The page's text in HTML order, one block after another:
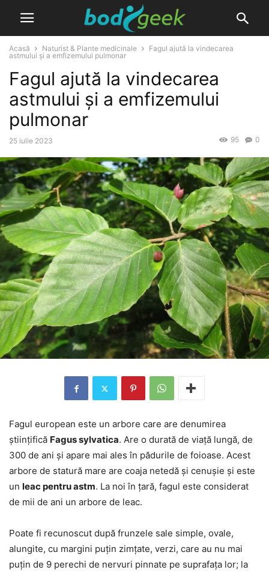
Acasă Naturist & Plante medicinale
Fagul ajută la vindecarea
astmului și a emfizemului pulmonar
Fagul ajută la vindecarea
astmului și a emfizemului
pulmonar
25 iulie 2023 0
95
Fagul european este un arbore care are denumirea
științifică Fagus sylvatica. Are o durată de viață lungă, de
300 de ani și apare mai ales în pădurile de foioase. Acest
arbore de statură mare are coaja netedă și cenușie și este
un leac pentru astm. La noi în țară, fagul este considerat
de mii de ani un arbore de leac.
Poate fi recunoscut după frunzele sale simple, ovale,
alungite, cu margini puțin zimțate, verzi, care au nu mai
puțin de 9 perechi de nervuri pinnate pe suprafața lor; la